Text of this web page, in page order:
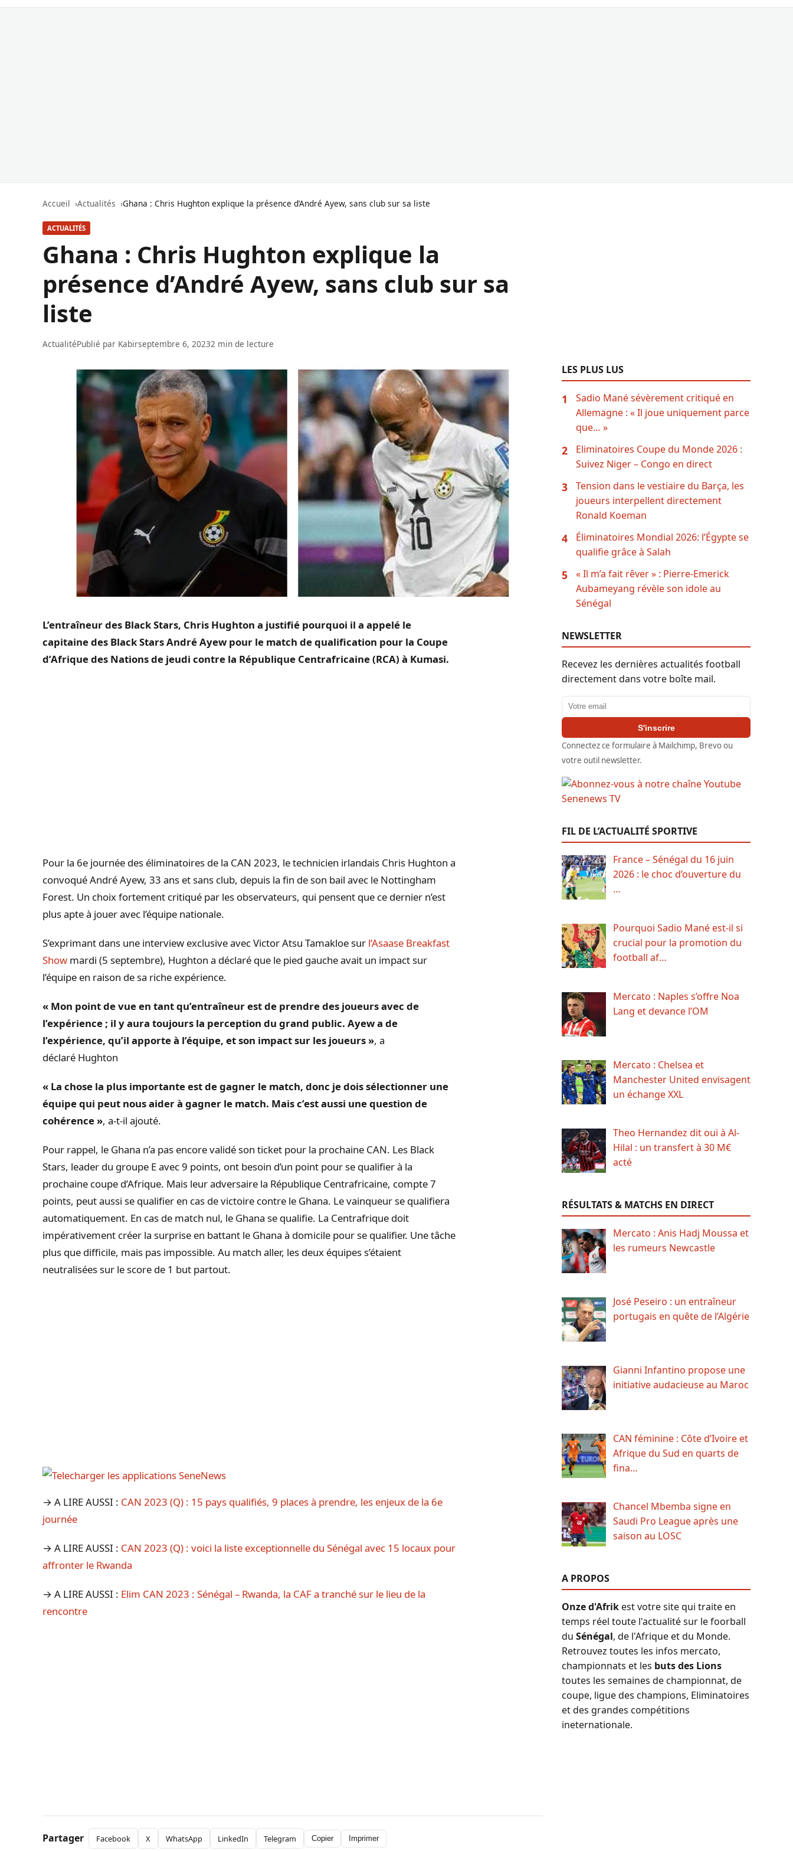
Accueil Actualités Ghana : Chris Hughton explique la présence d’André Ayew, sans club sur sa liste
ACTUALITÉS
Ghana : Chris Hughton explique la
présence d’André Ayew, sans club sur sa
liste
ActualitéPublié par Kabirseptembre 6, 20232 min de lecture
L’entraîneur des Black Stars, Chris Hughton a justifié pourquoi il a appelé le
capitaine des Black Stars AndréAyew pour le match de qualification pour la Coupe
d’Afrique des Nations de jeudi contre la République Centrafricaine(RCA) à Kumasi.
Pour la 6e journée des éliminatoires de la CAN 2023, le technicien irlandais Chris Hughton a
convoqué AndréAyew, 33 ans et sans club, depuis la fin de son bail avec le Nottingham
Forest. Un choix fortement critiqué par les observateurs, qui pensent que ce dernier n’est
plus apte à jouer avec l’équipe nationale.
S’exprimant dans une interview exclusive avec VictorAtsu Tamakloesur l’Asaase Breakfast
Show mardi (5 septembre), Hughton a déclaré que le pied gauche avait un impact sur
l’équipe en raison de sa riche expérience.
« Mon point de vue en tant qu’entraîneur est de prendre des joueurs avec de
l’expérience ; il y aura toujours la perception du grand public. Ayewa de
l’expérience, qu’il apporte à l’équipe, et son impact sur les joueurs », a
déclaré Hughton
« La chose la plus importante est de gagner le match, donc je dois sélectionner une
équipe qui peut nous aider à gagner le match. Mais c’est aussi une question de
cohérence », a-t-il ajouté.
Pour rappel, le Ghana n’a pas encore validé son ticket pour la prochaine CAN. Les Black
Stars, leader du groupe E avec 9 points, ont besoin d’un point pour se qualifier à la
prochaine coupe d’Afrique. Mais leur adversaire la République Centrafricaine, compte 7
points, peut aussi se qualifier en cas de victoire contre le Ghana. Le vainqueur se qualifiera
automatiquement. En cas de match nul, le Ghana se qualifie. La Centrafrique doit
impérativement créer la surprise en battant le Ghana à domicile pour se qualifier. Une tâche
plus que difficile, mais pas impossible. Au match aller, les deux équipes s’étaient
neutralisées sur le score de 1 but partout.
→ A LIRE AUSSI : CAN 2023 (Q) : 15 pays qualifiés, 9 places à prendre, les enjeux de la 6e
journée
→ A LIRE AUSSI : CAN 2023 (Q) : voici la liste exceptionnelle du Sénégal avec 15 locaux pour
affronter le Rwanda
→ A LIRE AUSSI : Elim CAN 2023 : Sénégal – Rwanda, la CAF a tranché sur le lieu de la
rencontre
Partager Facebook X WhatsApp LinkedIn Telegram Copier Imprimer
LES PLUS LUS
1
Sadio Mané sévèrement critiqué en
Allemagne : « Il joue uniquement parce
que… »
2
Eliminatoires Coupe du Monde 2026 :
Suivez Niger – Congo en direct
3
Tension dans le vestiaire du Barça, les
joueurs interpellent directement
Ronald Koeman
4
Éliminatoires Mondial 2026: l’Égypte se
qualifie grâce à Salah
5
« Il m’a fait rêver » : Pierre-Emerick
Aubameyang révèle son idole au
Sénégal
NEWSLETTER
Recevez les dernières actualités football
directement dans votre boîte mail.
Adresse email
S'inscrire
Connectez ce formulaire à Mailchimp, Brevo ou
votre outil newsletter.
FIL DE L’ACTUALITÉ SPORTIVE
France – Sénégal du 16 juin
2026 : le choc d’ouverture du
…
Pourquoi Sadio Mané est-il si
crucial pour la promotion du
football af…
Mercato : Naples s’offre Noa
Lang et devance l’OM
Mercato : Chelsea et
Manchester United envisagent
un échange XXL
Theo Hernandez dit oui à Al-
Hilal : un transfert à 30 M€
acté
RÉSULTATS & MATCHS EN DIRECT
Mercato : Anis Hadj Moussa et
les rumeurs Newcastle
José Peseiro : un entraîneur
portugais en quête de l’Algérie
Gianni Infantino propose une
initiative audacieuse au Maroc
CAN féminine : Côte d’Ivoire et
Afrique du Sud en quarts de
fina…
Chancel Mbemba signe en
Saudi Pro League après une
saison au LOSC
A PROPOS
Onze d'Afrikest votre site qui traite en
temps réel toute l'actualité sur le foorball
du Sénégal, de l'Afrique et du Monde.
Retrouvez toutes les infos mercato,
championnats et les buts des Lions
toutes les semaines de championnat, de
coupe, ligue des champions, Eliminatoires
et des grandes compétitions
ineternationale.